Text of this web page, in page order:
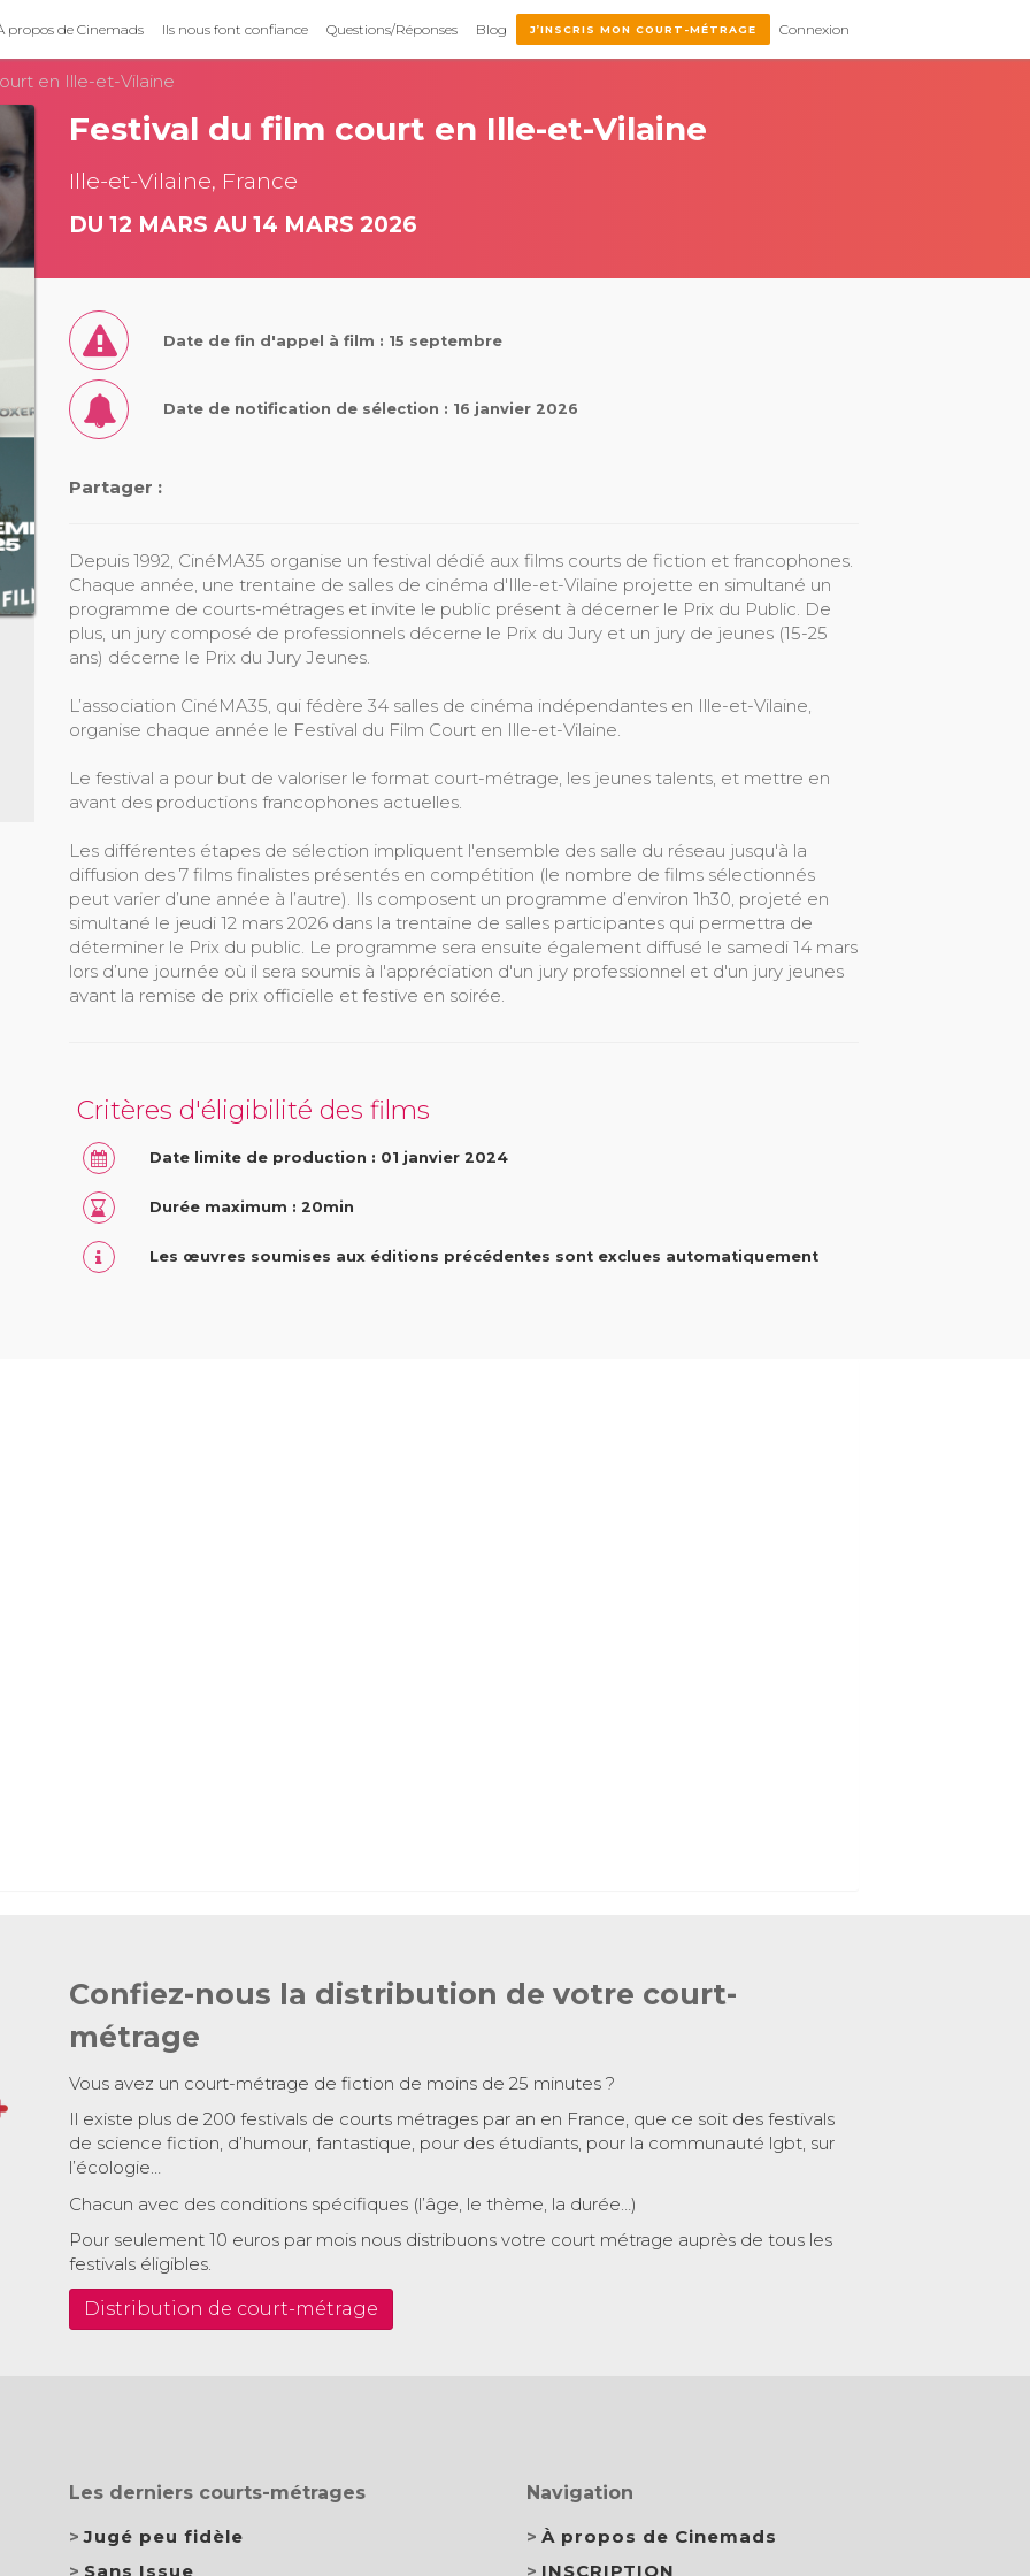
propos de Cinemads Ils nous font confiance Questions/Réponses Blog J’INSCRIS MON COURT-MÉTRAGE Connexion
en Ille-et-Vilaine
Festival du film court en Ille-et-Vilaine
Ille-et-Vilaine, France
DU 12 MARS AU 14 MARS 2026
Date de fin d'appel à film : 15 septembre
Date de notification de sélection : 16 janvier 2026
Partager :
Depuis 1992, CinéMA35 organise un festival dédié aux films courts de fiction et francophones.
Chaque année, une trentaine de salles de cinéma d'Ille-et-Vilaine projette en simultané un
programme de courts-métrages et invite le public présent à décerner le Prix du Public. De
plus, un jury composé de professionnels décerne le Prix du Jury et un jury de jeunes (15-25
ans) décerne le Prix du Jury Jeunes.
L’association CinéMA35, qui fédère 34 salles de cinéma indépendantes en Ille-et-Vilaine,
organise chaque année le Festival du Film Court en Ille-et-Vilaine.
Le festival a pour but de valoriser le format court-métrage, les jeunes talents, et mettre en
avant des productions francophones actuelles.
Les différentes étapes de sélection impliquent l'ensemble des salle du réseau jusqu'à la
diffusion des 7 films finalistes présentés en compétition (le nombre de films sélectionnés
peut varier d’une année à l’autre). Ils composent un programme d’environ 1h30, projeté en
simultané le jeudi 12 mars 2026 dans la trentaine de salles participantes qui permettra de
déterminer le Prix du public. Le programme sera ensuite également diffusé le samedi 14 mars
lors d’une journée où il sera soumis à l'appréciation d'un jury professionnel et d'un jury jeunes
avant la remise de prix officielle et festive en soirée.
Critères d'éligibilité des films
Date limite de production : 01 janvier 2024
Durée maximum : 20min
Les œuvres soumises aux éditions précédentes sont exclues automatiquement
Confiez-nous la distribution de votre court-
métrage
Vous avez un court-métrage de fiction de moins de 25 minutes ?
Il existe plus de 200 festivals de courts métrages par an en France, que ce soit des festivals
de science fiction, d’humour, fantastique, pour des étudiants, pour la communauté lgbt, sur
l’écologie…
Chacun avec des conditions spécifiques (l’âge, le thème, la durée…)
Pour seulement 10 euros par mois nous distribuons votre court métrage auprès de tous les
festivals éligibles.
Distribution de court-métrage
Les derniers courts-métrages
Jugé peu fidèle
Sans Issue
Navigation
À propos de Cinemads
INSCRIPTION